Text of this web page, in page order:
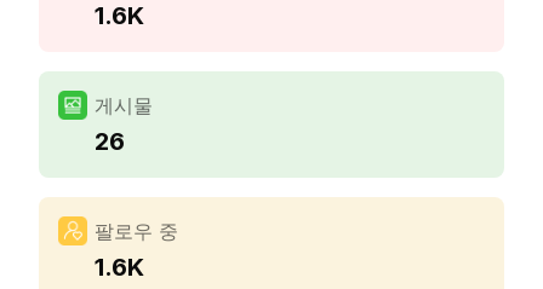
1.6K
게시물
26
팔로우 중
1.6K